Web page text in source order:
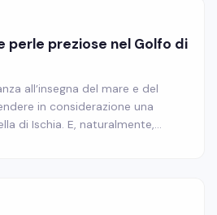
perle preziose nel Golfo di
all’insegna del mare e del
in considerazione una
di Ischia. E, naturalmente,…